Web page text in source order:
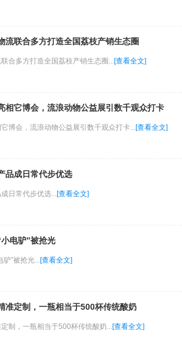
流联合多方打造全国荔枝产销生态圈
合多方打造全国荔枝产销生态圈...[查看全文]
相它博会，流浪动物公益展引数千观众打卡
博会，流浪动物公益展引数千观众打卡...[查看全文]
品成日常代步优选
日常代步优选...[查看全文]
电驴”被抢光
驴”被抢光...[查看全文]
准定制，一瓶相当于500杯传统酸奶
制，一瓶相当于500杯传统酸奶...[查看全文]